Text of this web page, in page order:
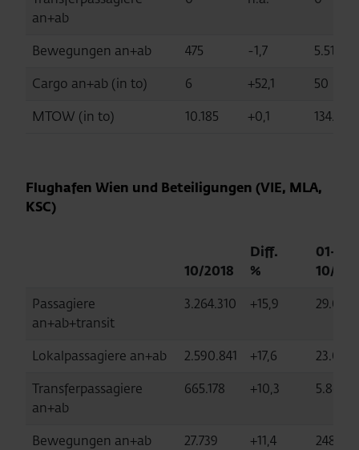
an+ab
Bewegungen an+ab 475 -1,7
5.510
Cargo an+ab (in to)
6 +52,1
50
MTOW (in to)
10.185 +0,1 134.797
Flughafen Wien und Beteiligungen (VIE, MLA,
KSC)
10/2018
Diff.
%
01-
10/
Passagiere
an+ab+transit
3.264.310 +15,9
Lokalpassagiere an+ab 2.590.841 +17,6
Transferpassagiere
an+ab
665.178 +10,3
Bewegungen an+ab 27.739 +11,4